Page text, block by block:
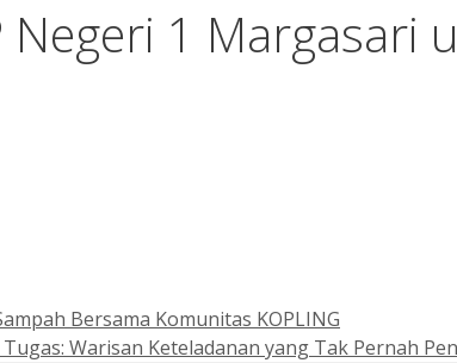
Negeri 1 Margasari
Bersama Komunitas KOPLING
Warisan Keteladanan yang Tak Pernah